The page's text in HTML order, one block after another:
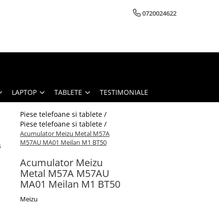
0720024622
LAPTOP TABLETE TESTIMONIALE
Piese telefoane si tablete /
Piese telefoane si tablete /
Acumulator Meizu Metal M57A
M57AU MA01 Meilan M1 BT50
Acumulator Meizu
Metal M57A M57AU
MA01 Meilan M1 BT50
Meizu